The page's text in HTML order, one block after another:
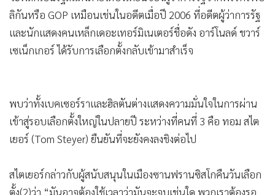
บัตรออกเสียงจำนวนมากยังคงกำลังนับอยู่นั้นพบว่าผลการเลือก
ตั้งเบื้องต้น สตีฟ ฮิลตัน (Steve Hilton) พรรครีพับลิกัน และผู้
สมัครพรรคเดโมแครต ฮาเวียร์ เบ็คเซอร์รา (Xavier Becerra)
กลายเป็นการเลือกตั้งผู้ว่าการรัฐแคลิฟอร์เนียครั้งเดิมพันสำคัญ
ว่า รัฐแคลิฟอร์เนียที่ถือเป็นฐานใหญ่พรรคเดโมแครตสีน้ำเงิน
และอดีตรองประธานสภาสหรัฐฯ แนนซี เพโลซี ที่ได้ประกาศ
เกษียณและจะมีการเปิดให้ลงชิงตำแหน่งแทนในเขตของเธอนั้น